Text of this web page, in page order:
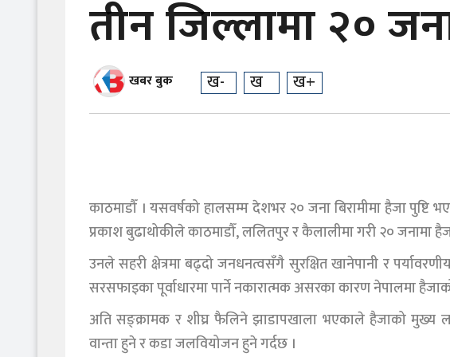
तीन जिल्लामा २०
खबर बुक ख- ख ख+
काठमाडौँ । यसवर्षको हालसम्म देशभर २० जना बिरामीमा हैजा पुष्टि
प्रकाश बुढाथोकीले काठमाडौँ, ललितपुर र कैलालीमा गरी २० जनामा
उनले सहरी क्षेत्रमा बढ्दो जनधनत्वसँगै सुरक्षित खानेपानी र
सरसफाइका पूर्वाधारमा पार्ने नकारात्मक असरका कारण नेपालमा
अति सङ्क्रामक र शीघ्र फैलिने झाडापखाला भएकाले हैजाको मुख्य
वान्ता हुने र कडा जलवियोजन हुने गर्दछ ।